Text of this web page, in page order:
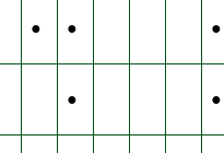
● ● ●
● ●